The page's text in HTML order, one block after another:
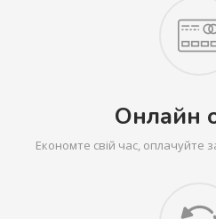
Онлайн
Економте свій час, оплачуйте